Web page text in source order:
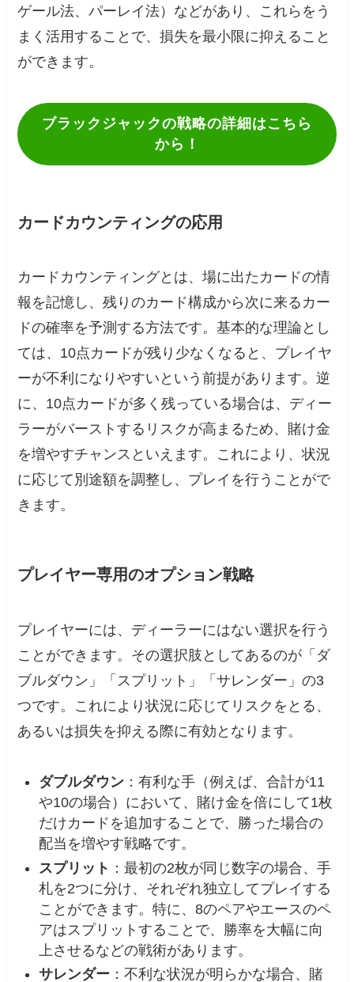
ゲール法、パーレイ法）などがあり、これらをう
まく活用することで、損失を最小限に抑えること
ができます。
ブラックジャックの戦略の詳細はこちら
から！
カードカウンティングの応用
カードカウンティングとは、場に出たカードの情
報を記憶し、残りのカード構成から次に来るカー
ドの確率を予測する方法です。基本的な理論とし
ては、10点カードが残り少なくなると、プレイヤ
ーが不利になりやすいという前提があります。逆
に、10点カードが多く残っている場合は、ディー
ラーがバーストするリスクが高まるため、賭け金
を増やすチャンスといえます。これにより、状況
に応じて別途額を調整し、プレイを行うことがで
きます。
プレイヤー専用のオプション戦略
プレイヤーには、ディーラーにはない選択を行う
ことができます。その選択肢としてあるのが「ダ
ブルダウン」「スプリット」「サレンダー」の3
つです。これにより状況に応じてリスクをとる、
あるいは損失を抑える際に有効となります。
ダブルダウン ：有利な手（例えば、合計が11
や10の場合）において、賭け金を倍にして1枚
だけカードを追加することで、勝った場合の
配当を増やす戦略です。
スプリット ：最初の2枚が同じ数字の場合、手
札を2つに分け、それぞれ独立してプレイする
ことができます。特に、8のペアやエースのペ
アはスプリットすることで、勝率を大幅に向
上させるなどの戦術があります。
サレンダー ：不利な状況が明らかな場合、賭